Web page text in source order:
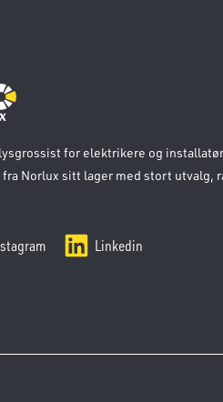
for elektrikere og
Norlux sitt lager med stort utvalg,
Linkedin